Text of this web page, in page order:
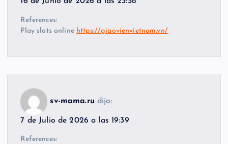
References:
Play slots online https://giaovienvietnam.vn/
sv-mama.ru dijo:
7 de Julio de 2026 a las 19:39
References: